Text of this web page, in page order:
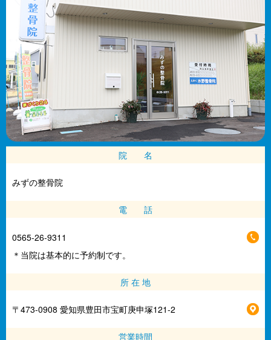
院 名
みずの整骨院
電 話
0565-26-9311
＊当院は基本的に予約制です。
所 在 地
〒473-0908 愛知県豊田市宝町庚申塚121-2
営業時間